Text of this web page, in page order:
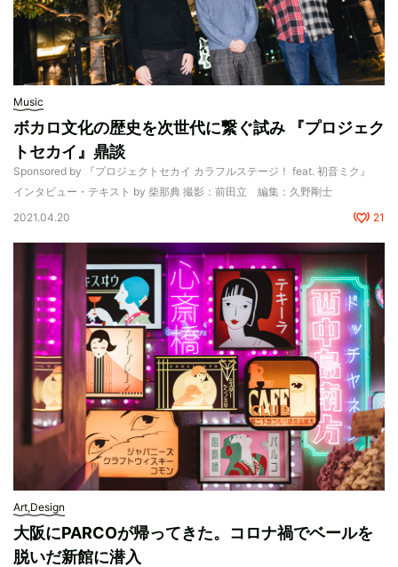
Music
ボカロ文化の歴史を次世代に繋ぐ試み 『プロジェク
トセカイ』鼎談
Sponsored by 『プロジェクトセカイ カラフルステージ！ feat. 初音ミク』
インタビュー・テキスト by 柴那典 撮影：前田立 編集：久野剛士
2021.04.20
21
Art,Design
大阪にPARCOが帰ってきた。コロナ禍でベールを
脱いだ新館に潜入